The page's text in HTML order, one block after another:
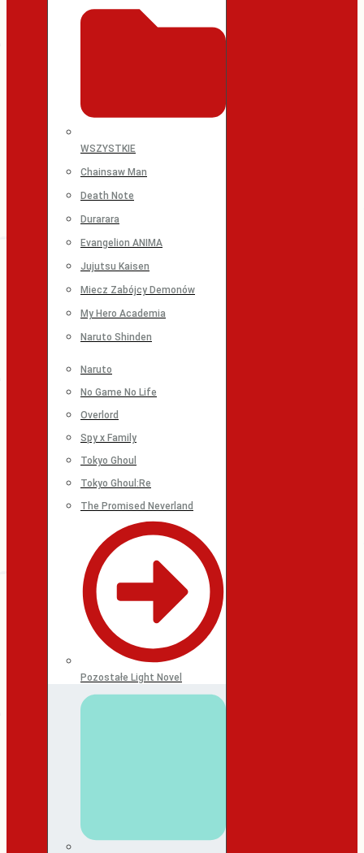
WSZYSTKIE
Chainsaw Man
Death Note
Durarara
Evangelion ANIMA
Jujutsu Kaisen
Miecz Zabójcy Demonów
My Hero Academia
Naruto Shinden
Naruto
No Game No Life
Overlord
Spy x Family
Tokyo Ghoul
Tokyo Ghoul:Re
The Promised Neverland
Pozostałe Light Novel